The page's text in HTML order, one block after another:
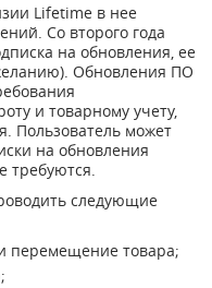
Lifetime в нее
Со второго года
на обновления, ее
Обновления ПО
и товарному учету,
Пользователь может
на обновления
требуются.
следующие
перемещение товара;